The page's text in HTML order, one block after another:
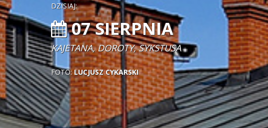
DZISIAJ:
07 SIERPNIA
KAJETANA, DOROTY, SYKSTUSA
FOTO:LUCJUSZ CYKARSKI